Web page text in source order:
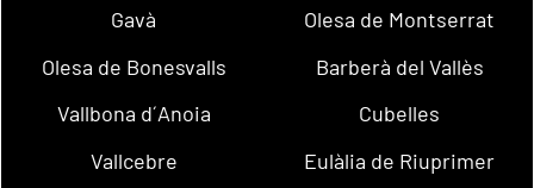
Gavà
Olesa de Montserrat
Olesa de Bonesvalls
Barberà del Vallès
Vallbona d´Anoia
Cubelles
Vallcebre
Eulàlia de Riuprimer